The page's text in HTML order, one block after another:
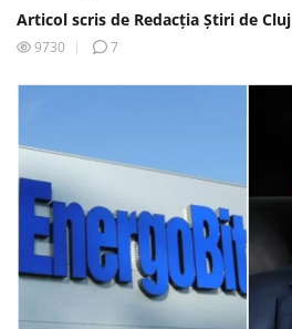
Articol scris de Redacția Știri de Cluj
9730
7